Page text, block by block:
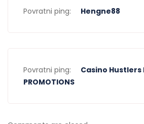
Povratni ping: Hengne88
Povratni ping:
Casino Hustlers
PROMOTIONS